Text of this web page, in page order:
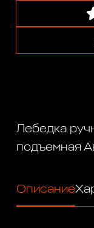
Лебедка
подъемная
Описание